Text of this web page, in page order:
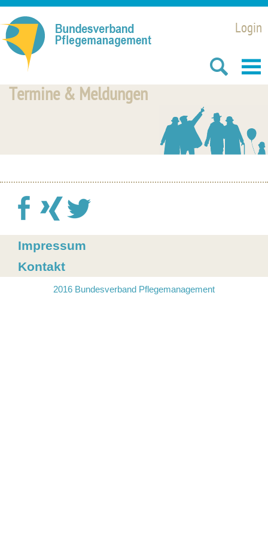
Login
Termine & Meldungen
Impressum
Kontakt
2016 Bundesverband Pflegemanagement